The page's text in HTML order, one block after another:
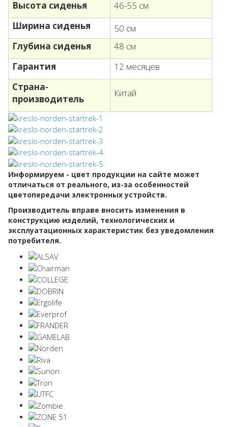
Высота сиденья
46-55 см
Ширина сиденья
50 см
Глубина сиденья
48 см
Гарантия
12 месяцев
Страна-
производитель
Китай
Информируем - цвет продукции на сайте может
отличаться от реального, из-за особенностей
цветопередачи электронных устройств.
Производитель вправе вносить изменения в
конструкцию изделий, технологических и
эксплуатационных характеристик без уведомления
потребителя.